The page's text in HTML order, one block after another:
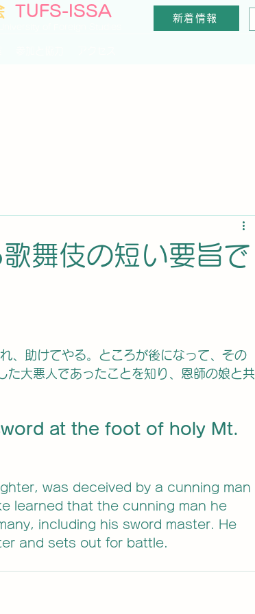
TUFS- ISSA 新着情報
舞伎の短い要旨で
た大悪人であったことを知り、恩師の娘と共
at the foot of holy Mt.
was deceived by a cunning man
learned that the cunning man he
including his sword master. He
and sets out for battle.